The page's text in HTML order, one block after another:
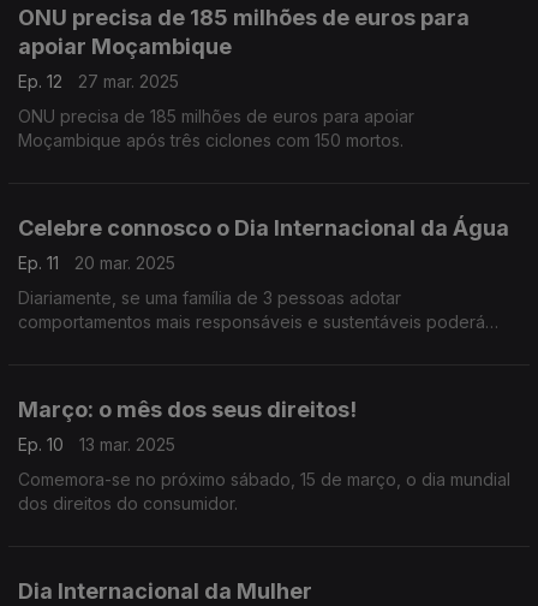
ONU precisa de 185 milhões de euros para
apoiar Moçambique
Ep. 12
27 mar. 2025
ONU precisa de 185 milhões de euros para apoiar
Moçambique após três ciclones com 150 mortos.
Celebre connosco o Dia Internacional da Água
Ep. 11
20 mar. 2025
Diariamente, se uma família de 3 pessoas adotar
comportamentos mais responsáveis e sustentáveis poderá
Março: o mês dos seus direitos!
Ep. 10
13 mar. 2025
Comemora-se no próximo sábado, 15 de março, o dia mundial
dos direitos do consumidor.
Dia Internacional da Mulher